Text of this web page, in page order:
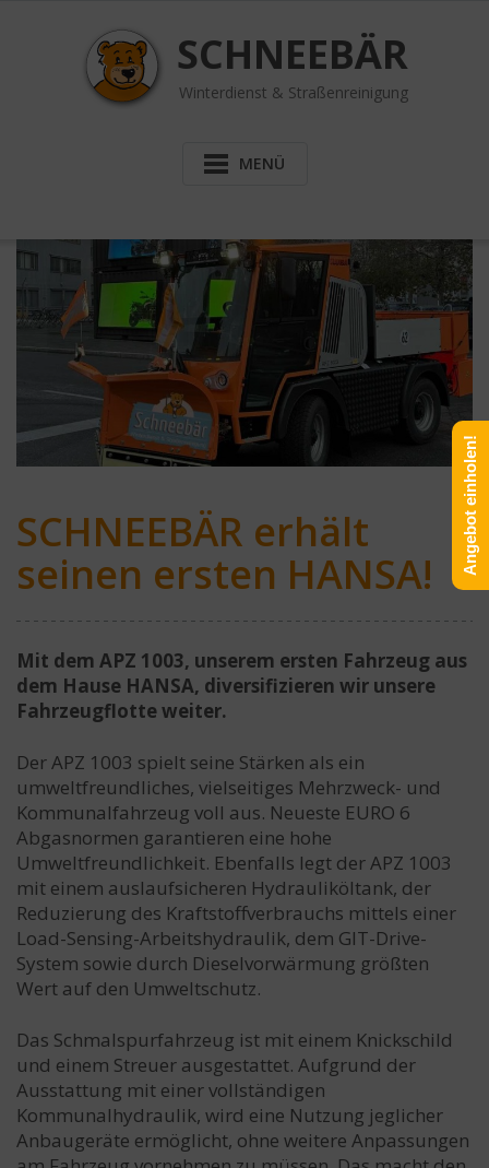
SCHNEEBÄR
Winterdienst & Straßenreinigung
MENÜ
SCHNEEBÄR erhält
seinen ersten HANSA!
Mit dem APZ 1003, unserem ersten Fahrzeug aus
dem Hause HANSA, diversifizieren wir unsere
Fahrzeugflotte weiter.
Der APZ 1003 spielt seine Stärken als ein
umweltfreundliches, vielseitiges Mehrzweck- und
Kommunalfahrzeug voll aus. Neueste EURO 6
Abgasnormen garantieren eine hohe
Umweltfreundlichkeit. Ebenfalls legt der APZ 1003
mit einem auslaufsicheren Hydrauliköltank, der
Reduzierung des Kraftstoffverbrauchs mittels einer
Load-Sensing-Arbeitshydraulik, dem GIT-Drive-
System sowie durch Dieselvorwärmung größten
Wert auf den Umweltschutz.
Das Schmalspurfahrzeug ist mit einem Knickschild
und einem Streuer ausgestattet. Aufgrund der
Ausstattung mit einer vollständigen
Kommunalhydraulik, wird eine Nutzung jeglicher
Anbaugeräte ermöglicht, ohne weitere Anpassungen
Angebot einholen!